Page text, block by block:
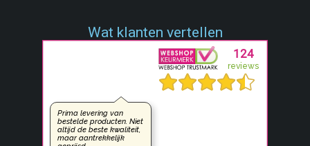
Wat klanten vertellen